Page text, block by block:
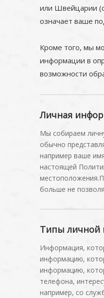
или Швейцарии
означает ваше
Кроме того, мы
информации в
возможности
Личная
Мы собираем
обычно
например ваше
настоящей
больше не
Типы личной
Информация,
информацию,
информацию,
телефона,
например, со